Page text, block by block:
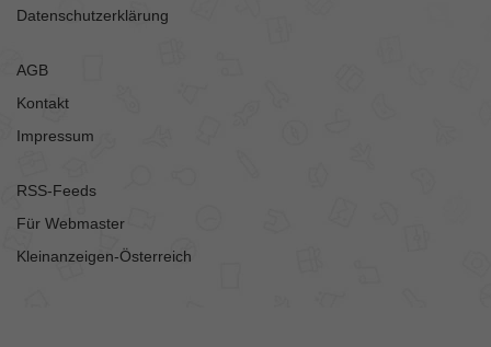
Datenschutzerklärung
AGB
Kontakt
Impressum
RSS-Feeds
Für Webmaster
Kleinanzeigen-Österreich